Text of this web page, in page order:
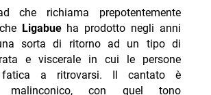
che richiama prepotentemente
Ligabueha prodotto negli anni
sorta di ritorno ad un tipo di
e viscerale in cui le persone
a ritrovarsi. Il cantato è
con quel tono